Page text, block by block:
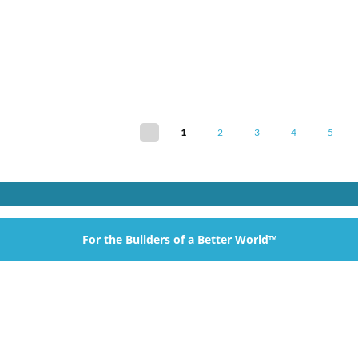
1 2 3 4 5
For the Builders of a Better World™